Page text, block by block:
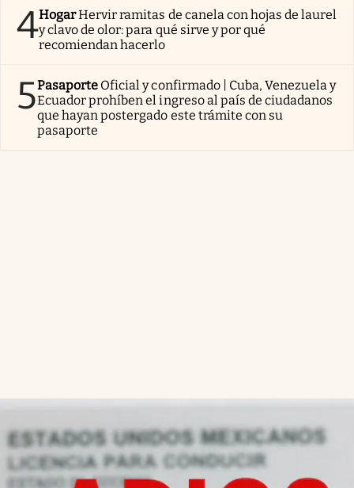
4HogarHervir ramitas de canela con hojas de laurel
y clavo de olor: para qué sirve y por qué
recomiendan hacerlo
5Pasaporte Oficial y confirmado | Cuba, Venezuela y
Ecuador prohíben el ingreso al país de ciudadanos
que hayan postergado este trámite con su
pasaporte